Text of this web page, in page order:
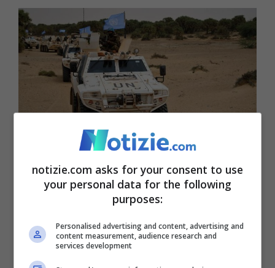
In Mali apprensione anche per una famiglia italiana: le
ultime © Ansa
Come detto in precedenza, in queste
ultime settimane in Mali sono stati
registrati diversi episodi di violenza. Tra
notizie.com asks for your consent to use
your personal data for the following
purposes:
Personalised advertising and content, advertising and
content measurement, audience research and
services development